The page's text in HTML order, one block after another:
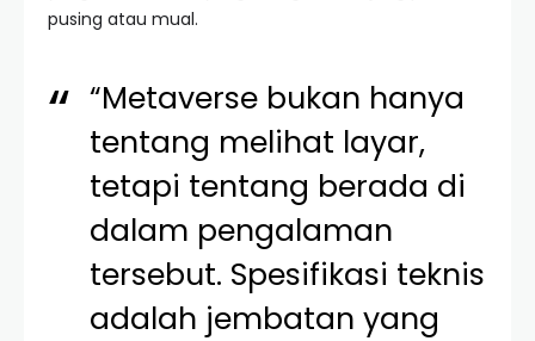
pusing atau mual.
“Metaverse bukan hanya
tentang melihat layar,
tetapi tentang berada di
dalam pengalaman
tersebut. Spesifikasi teknis
adalah jembatan yang